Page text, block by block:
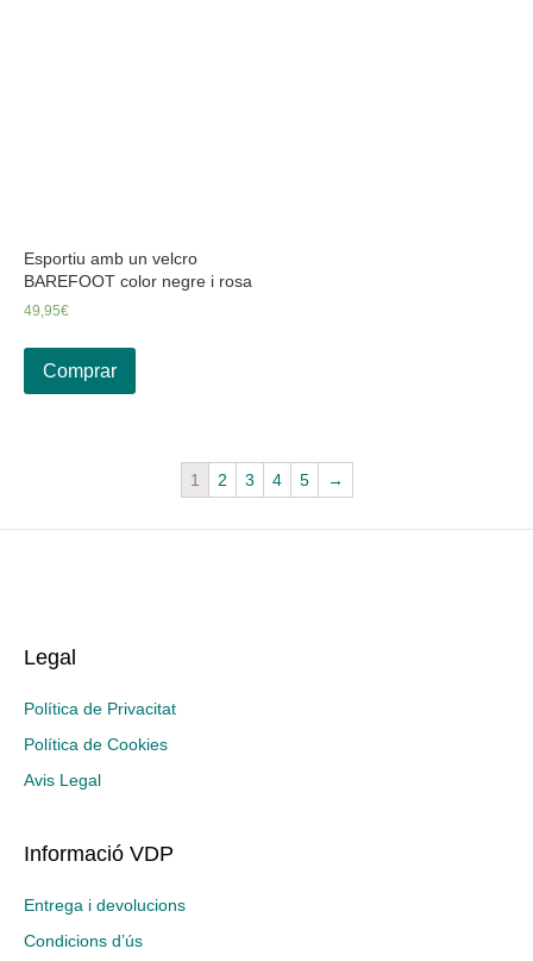
Esportiu amb un velcro
BAREFOOT color negre i rosa
49,95€
Comprar
1 2 3 4 5 →
Legal
Política de Privacitat
Política de Cookies
Avis Legal
Informació VDP
Entrega i devolucions
Condicions d’ús